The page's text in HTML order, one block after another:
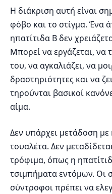
Η διάκριση αυτή είναι
φόβο και το στίγμα. Ένα
ηπατίτιδα Β δεν
Μπορεί να εργάζεται, να
του, να αγκαλιάζει, να
δραστηριότητες και να
τηρούνται βασικοί
αίμα.
Δεν υπάρχει μετάδοση
τουαλέτα. Δεν
τρόφιμα, όπως η
τσιμπήματα εντόμων. Οι
σύντροφοι πρέπει να